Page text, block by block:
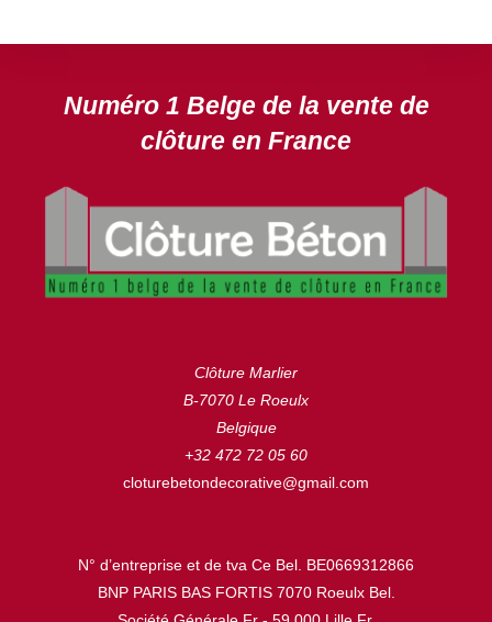
Numéro 1 Belge de la vente de
clôture en France
Clôture Marlier
B-7070 Le Roeulx
Belgique
+32 472 72 05 60
cloturebetondecorative@gmail.com
N° d’entreprise et de tva Ce Bel. BE0669312866
BNP PARIS BAS FORTIS 7070 Roeulx Bel.